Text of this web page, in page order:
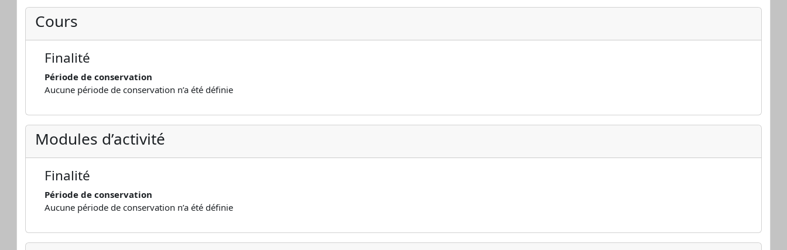
Cours
Finalité
Période de conservation
Aucune période de conservation n’a été définie
Modules d’activité
Finalité
Période de conservation
Aucune période de conservation n’a été définie